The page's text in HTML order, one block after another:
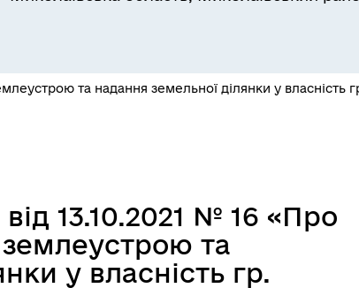
та надання земельної ділянки у власність
13.10.2021 № 16 «Про
та
у власність гр.